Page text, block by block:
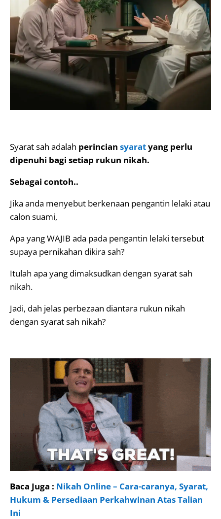
Syarat sah adalah perincian syaratyang perlu
dipenuhi bagi setiap rukun nikah.
Sebagai contoh..
Jika anda menyebut berkenaan pengantin lelaki atau
calon suami,
Apa yang WAJIB ada pada pengantin lelaki tersebut
supaya pernikahan dikira sah?
Itulah apa yang dimaksudkan dengan syarat sah
nikah.
Jadi, dah jelas perbezaan diantara rukun nikah
dengan syarat sah nikah?
Baca Juga : Nikah Online – Cara-caranya, Syarat,
Hukum & Persediaan Perkahwinan Atas Talian
Ini